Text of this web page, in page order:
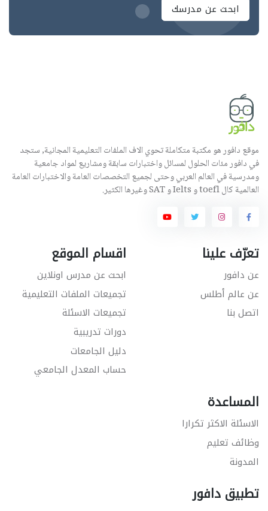
ابحث عن مدرسك
موقع دافور هو مكتبة متكاملة تحوي الاف الملفات التعليمية المجانية, ستجد
في دافور مئات الحلول لمسائل واختبارات سابقة ومشاريع لمواد جامعية
ومدرسية في العالم العربي وحتى لجميع التخصصات العامة والاختبارات العامة
العالمية كال toefl و Ielts و SAT وغيرها الكثير.
تعرّف علينا
عن دافور
عن عالم أطلس
اتصل بنا
اقسام الموقع
ابحث عن مدرس اونلاين
تجميعات الملفات التعليمية
تجميعات الاسئلة
دورات تدريبية
دليل الجامعات
حساب المعدل الجامعي
المساعدة
الاسئلة الاكثر تكرارا
وظائف تعليم
المدونة
تطبيق دافور